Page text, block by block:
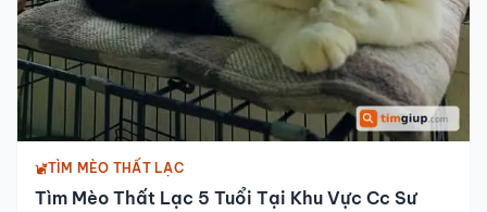
TÌM MÈO THẤT LẠC
Tìm Mèo Thất Lạc 5 Tuổi Tại Khu Vực Cc Sư